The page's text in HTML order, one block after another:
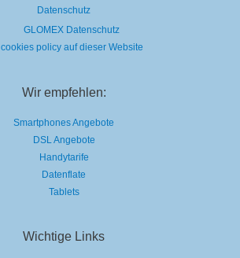
Datenschutz
GLOMEX Datenschutz
cookies policy auf dieser Website
Wir empfehlen:
Smartphones Angebote
DSL Angebote
Handytarife
Datenflate
Tablets
Wichtige Links